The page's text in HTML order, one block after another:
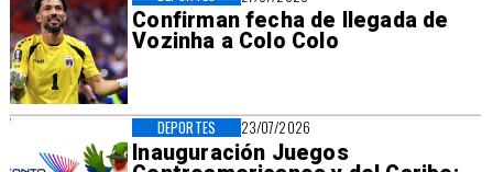
Confirman fecha de llegada de
Vozinha a Colo Colo
23/07/2026
Inauguración Juegos
DEPORTES